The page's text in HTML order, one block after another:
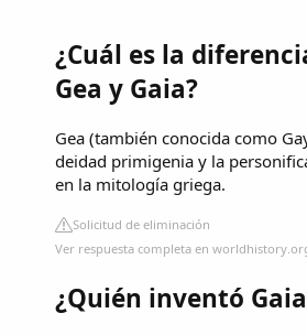
¿Cuál es la
Gea y Gaia?
Gea (también conocida como
deidad primigenia y la
en la mitología griega.
Solicitud de eliminación
Ver respuesta completa en
¿Quién inventó